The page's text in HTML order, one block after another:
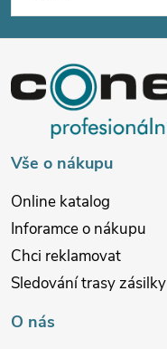
p
a
Vše o nákupu
Online katalog
Inforamce o nákupu
Chci reklamovat
Sledování trasy zásilky
O nás